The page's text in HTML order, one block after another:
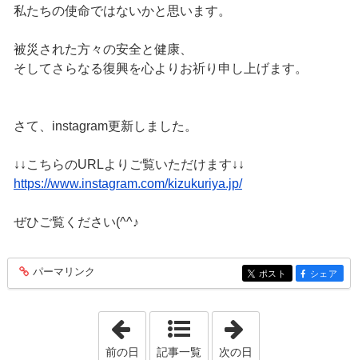
私たちの使命ではないかと思います。
被災された方々の安全と健康、
そしてさらなる復興を心よりお祈り申し上げます。
さて、instagram更新しました。
↓↓こちらのURLよりご覧いただけます↓↓
https://www.instagram.com/kizukuriya.jp/
ぜひご覧ください(^^♪
entry193
パーマリンク entry193
ポスト entry193
シェア
「2026年3月 7日」
前の日 記事一覧 次の日